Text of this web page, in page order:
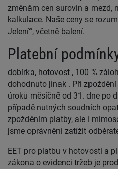
změnám cen surovin a mezd,
kalkulace. Naše ceny se
Jelení“, včetně balení.
Platební
dobírka, hotovost , 100 %
dohodnuto jinak . Při
úroků měsíčně od 31. dne po
případě nutných soudních
zpožděním platby, ale i
jsme oprávněni zatížit
EET pro platbu v hotovosti a
zákona o evidenci tržeb je